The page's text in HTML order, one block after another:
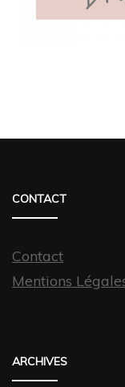
CONTACT
Contact
Mentions
ARCHIVES